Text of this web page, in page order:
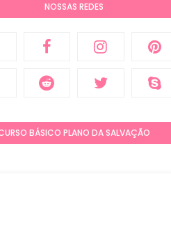
NOSSAS REDES
BÁSICO PLANO DA SALVAÇÃO